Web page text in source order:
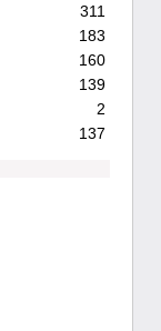
311
183
160
139
2
137